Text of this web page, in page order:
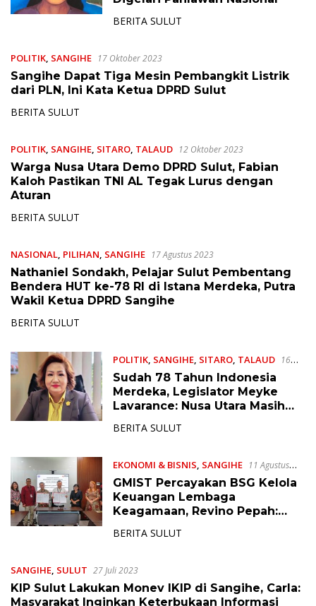
BERITA SULUT
POLITIK SANGIHE 17 Oktober 2023
Sangihe Dapat Tiga Mesin Pembangkit Listrik
dari PLN, Ini Kata Ketua DPRD Sulut
BERITA SULUT
POLITIK SANGIHE SITARO TALAUD 12 Oktober 2023
Warga Nusa Utara Demo DPRD Sulut, Fabian
Kaloh Pastikan TNI AL Tegak Lurus dengan
Aturan
BERITA SULUT
NASIONAL PILIHAN SANGIHE 17 Agustus 2023
Nathaniel Sondakh, Pelajar Sulut Pembentang
Bendera HUT ke-78 RI di Istana Merdeka, Putra
Wakil Ketua DPRD Sangihe
BERITA SULUT
POLITIK, SANGIHE, SITARO, TALAUD
16
Agustus 2023
Sudah 78 Tahun Indonesia
Merdeka, Legislator Meyke
Lavarance: Nusa Utara Masih
BERITA SULUT
EKONOMI & BISNIS SANGIHE
11 Agustus
2023
GMIST Percayakan BSG Kelola
Keuangan Lembaga
Keagamaan, Revino Pepah:
Perkembangan Jemaat
BERITA SULUT
SANGIHE SULUT 27 Juli 2023
KIP Sulut Lakukan Monev IKIP di Sangihe, Carla:
Masyarakat Inginkan Keterbukaan Informasi